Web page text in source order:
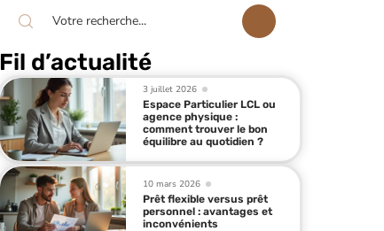
Fil d’actualité
3 juillet 2026
Espace Particulier LCL ou
agence physique :
comment trouver le bon
équilibre au quotidien ?
10 mars 2026
Prêt flexible versus prêt
personnel : avantages et
inconvénients